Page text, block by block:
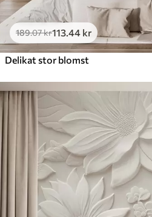
189.07kr113 .44 kr
Delikat stor blomst